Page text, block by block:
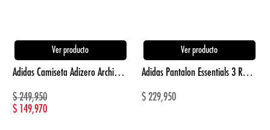
Ver producto
Adidas Camiseta Adizero Archive Manga Sisa blanco de mujer para correr
$249,950
$ 149,970
Ver producto
Adidas Pantalon Essentials 3 Rayas Tejido azul de hombre lifestyle
$ 229,950